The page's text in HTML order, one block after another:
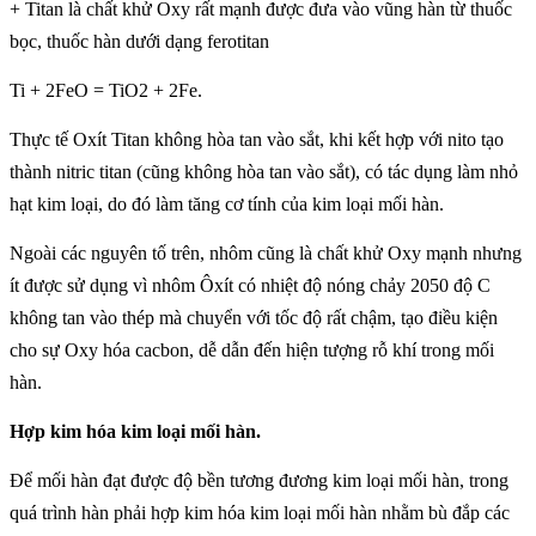
+ Titan là chất khử Oxy rất mạnh được đưa vào vũng hàn từ thuốc
bọc, thuốc hàn dưới dạng ferotitan
Ti + 2FeO = TiO2 + 2Fe.
Thực tế Oxít Titan không hòa tan vào sắt, khi kết hợp với nito tạo
thành nitric titan (cũng không hòa tan vào sắt), có tác dụng làm nhỏ
hạt kim loại, do đó làm tăng cơ tính của kim loại mối hàn.
Ngoài các nguyên tố trên, nhôm cũng là chất khử Oxy mạnh nhưng
ít được sử dụng vì nhôm Ôxít có nhiệt độ nóng chảy 2050 độ C
không tan vào thép mà chuyển với tốc độ rất chậm, tạo điều kiện
cho sự Oxy hóa cacbon, dễ dẫn đến hiện tượng rỗ khí trong mối
hàn.
Hợp kim hóa kim loại mối hàn.
Để mối hàn đạt được độ bền tương đương kim loại mối hàn, trong
quá trình hàn phải hợp kim hóa kim loại mối hàn nhằm bù đắp các